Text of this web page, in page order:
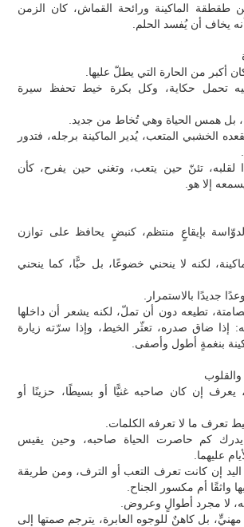
طقطقة الماكينة ورائحة القماش، كان الزمن
يخاف أن يُفسد الحلم.
أكبر من الحارة التي يطلّ عليها.
تحمل حكاية، وكل بكرة خيط تحفظ سيرة
بل همس الحياة وهي تُخاط من جديد.
الخشبي المتعب، يُدير الماكينة برجله، فتدور
لقلبه، تئنّ حين يتعب، وتغني حين يفرح، كأن
إلا هو.
بإيقاعٍ منتظم، كنبضٍ يحافظ على توازن
لكنه لا ينحني خضوعًا، بل حبًّا، كما ينحني
جديدًا بالاستمرار.
تطيعه دون أن تملّ، لكنه يشعر أن داخلها
إذا ضاق صدره، تعثّر الخيط، وإذا سرّته زيارة
بنغمةٍ أطول وأصفى.
إن كان صاحبه غنيًّا أو بسيطًا، حزينًا أو
تعرف ما لا تعرفه الكلمات.
كم حاصرت الحياة صاحبه، وحين يقيس
عليهما.
إن كانت تعرف التعب أو الترف، ومن طريقة
واثقًا أم مكسور الجناح.
لا مجرد أطوالٍ وعروض.
بل كاهنٌ للوجوه العابرة، يترجم صمتها إلى